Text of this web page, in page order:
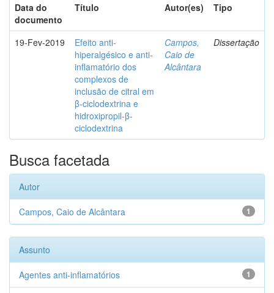
Data do
documento
Título Autor(es) Tipo
19-Fev-2019
Efeito anti-
hiperalgésico e anti-
inflamatório dos
complexos de
inclusão de citral em
β-ciclodextrina e
hidroxipropil-β-
ciclodextrina
Campos,
Caio de
Alcântara
Dissertação
Busca facetada
Autor
1
Campos, Caio de Alcântara
Assunto
1
Agentes anti-inflamatórios